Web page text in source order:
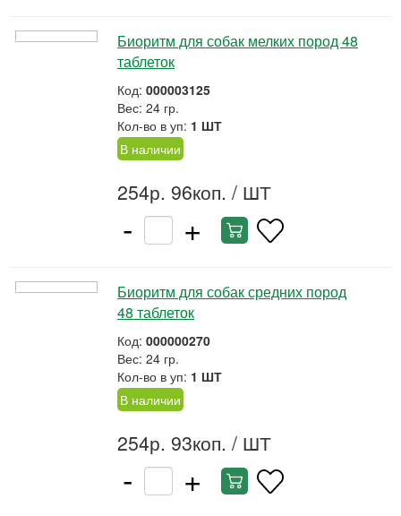
Биоритм для собак мелких пород 48
таблеток
Код: 000003125
Вес: 24 гр.
Кол-во в уп: 1 ШТ
В наличии
254р. 96коп. / ШТ
- +
Биоритм для собак средних пород
48 таблеток
Код: 000000270
Вес: 24 гр.
Кол-во в уп: 1 ШТ
В наличии
254р. 93коп. / ШТ
- +